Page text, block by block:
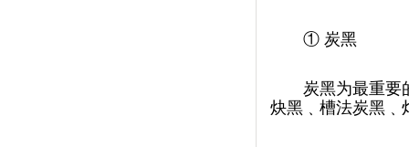
① 炭黑
炭黑为最重要
炔黑﹑槽法炭黑﹑灯